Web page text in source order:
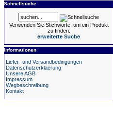
Schnellsuche
Verwenden Sie Stichworte, um ein Produkt
zu finden.
erweiterte Suche
Informationen
Liefer- und Versandbedingungen
Datenschutzerklaerung
Unsere AGB
Impressum
Wegbeschreibung
Kontakt